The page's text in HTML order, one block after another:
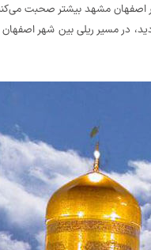
اصفهان مشهد بیشتر صحبت
در مسیر ریلی بین شهر